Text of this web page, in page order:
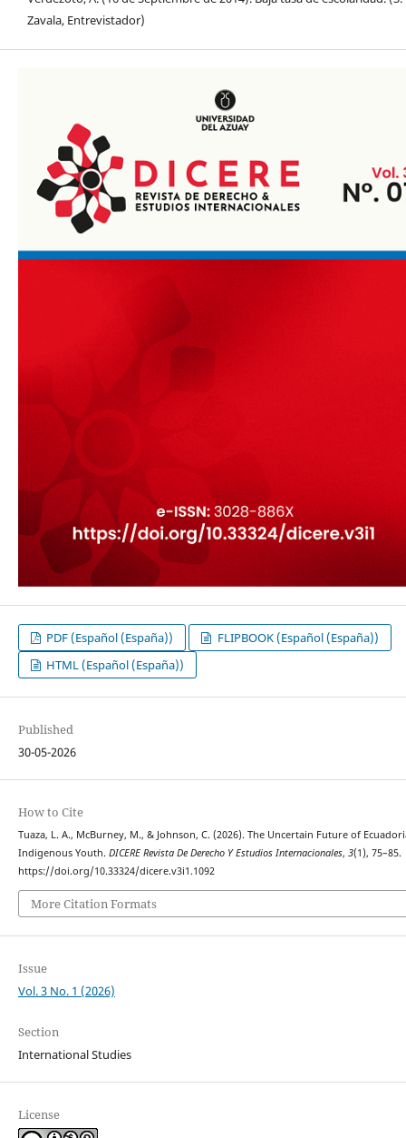
Zavala, Entrevistador)
PDF (Español (España))
FLIPBOOK (Español (España))
HTML (Español (España))
Published
30-05-2026
How to Cite
Tuaza, L. A., McBurney, M., & Johnson, C. (2026). The Uncertain Future of
Indigenous Youth.DICERE Revista De Derecho Y Estudios Internacionales,3(1), 75–85.
https://doi.org/10.33324/dicere.v3i1.1092
More Citation Formats
Issue
Vol. 3 No. 1 (2026)
Section
International Studies
License